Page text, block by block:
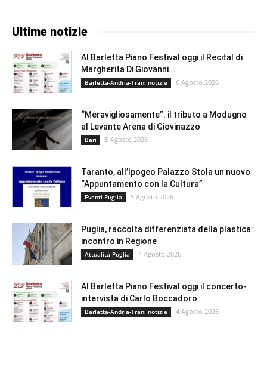
Ultime notizie
Al Barletta Piano Festival oggi il Recital di
Margherita Di Giovanni...
Barletta-Andria-Trani notizie 6 Agosto 2026
“Meravigliosamente”: il tributo a Modugno
al Levante Arena di Giovinazzo
Bari 5 Agosto 2026
Taranto, all’Ipogeo Palazzo Stola un nuovo
“Appuntamento con la Cultura”
Eventi Puglia 5 Agosto 2026
Puglia, raccolta differenziata della plastica:
incontro in Regione
Attualità Puglia 4 Agosto 2026
Al Barletta Piano Festival oggi il concerto-
intervista di Carlo Boccadoro
Barletta-Andria-Trani notizie 4 Agosto 2026